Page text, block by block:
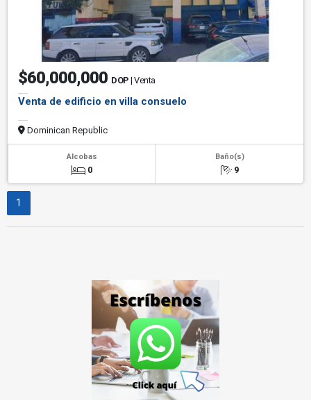
$60,000,000 DOP | Venta
Venta de edificio en villa consuelo
Dominican Republic
Alcobas
0
Baño(s)
9
1